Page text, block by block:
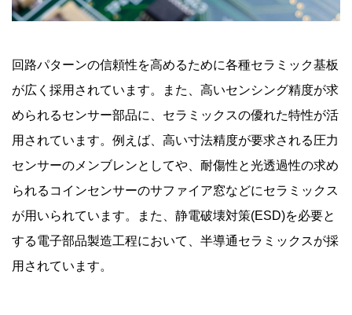
回路パターンの信頼性を高めるために各種セラミック基板
が広く採用されています。また、高いセンシング精度が求
められるセンサー部品に、セラミックスの優れた特性が活
用されています。例えば、高い寸法精度が要求される圧力
センサーのメンブレンとしてや、耐傷性と光透過性の求め
られるコインセンサーのサファイア窓などにセラミックス
が用いられています。また、静電破壊対策(ESD)を必要と
する電子部品製造工程において、半導通セラミックスが採
用されています。